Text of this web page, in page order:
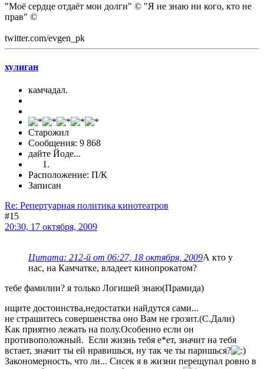
"Моё сердце отдаёт мои долги" © "Я не знаю ни кого, кто не
прав" ©
twitter.com/evgen_pk
хулиган
камчадал.
Старожил
Сообщения: 9 868
дайте Йоде...
Расположение: П/К
Записан
Re: Репертуарная политика кинотеатров
#15
20:30, 17 октября, 2009
Цитата: 212-й от 06:27, 18 октября, 2009А кто у
нас, на Камчатке, владеет кинопрокатом?
тебе фамилии? я только Логишей знаю(Прамида)
ищите достоинства,недостатки найдутся сами...
не страшитесь совершенства оно Вам не грозит.(С.Дали)
Как приятно лежать на полу.Особенно если он
противоположный. Если жизнь тебя е*ет, значит на тебя
встает, значит ты ей нравишься, ну так че ты паришься?
Закономерность, что ли... Сисек я в жизни перещупал ровно в